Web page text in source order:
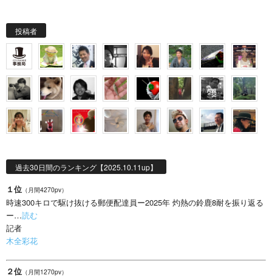
投稿者
過去30日間のランキング【2025.10.11up】
１位 （月間4270pv）
時速300キロで駆け抜ける郵便配達員ー2025年 灼熱の鈴鹿8耐を振り返る
ー…読む
記者
木全彩花
２位 （月間1270pv）